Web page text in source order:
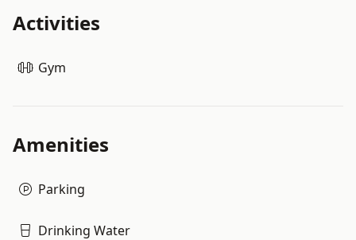
Activities
Gym
Amenities
Parking
Drinking Water